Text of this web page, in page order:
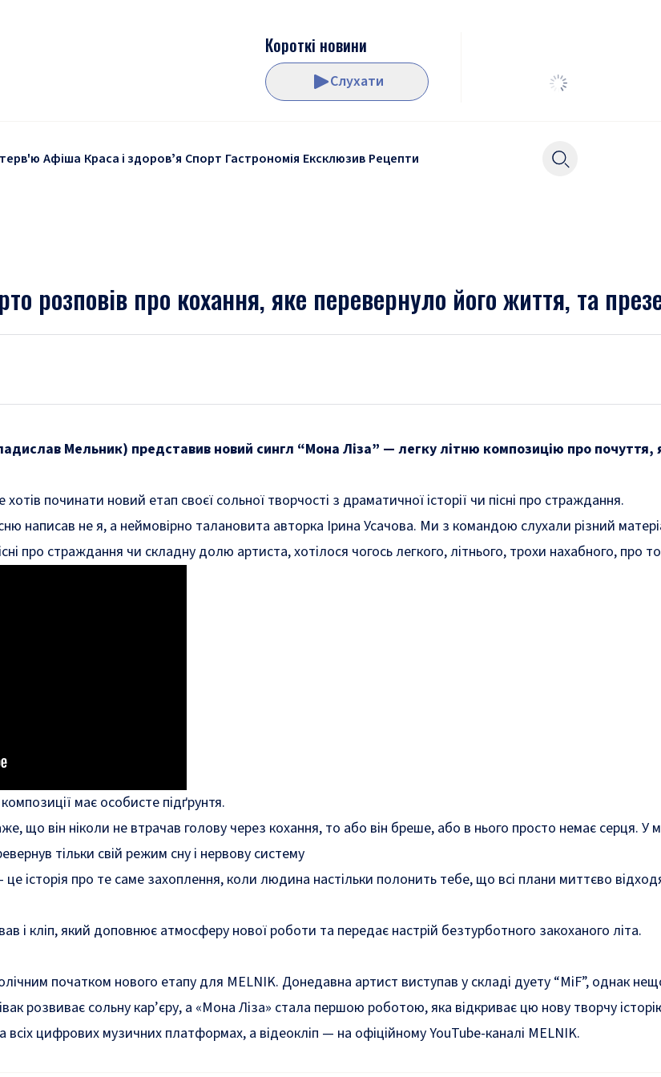
Короткі новини
Слухати
Афіша Краса і здоровʼя Спорт Гастрономія Ексклюзив Рецепти
розповів про кохання, яке перевернуло його життя, та
Мельник) представив новий сингл “Мона Ліза” — легку літню композицію про
починати новий етап своєї сольної творчості з драматичної історії чи пісні про страждання.
написав не я, а неймовірно талановита авторка Ірина Усачова. Ми з командою слухали різний
про страждання чи складну долю артиста, хотілося чогось легкого, літнього, трохи нахабного,
має особисте підґрунтя.
що він ніколи не втрачав голову через кохання, то або він бреше, або в нього просто немає серця. У
тільки свій режим сну і нервову систему
історія про те саме захоплення, коли людина настільки полонить тебе, що всі плани миттєво
і кліп, який доповнює атмосферу нової роботи та передає настрій безтурботного закоханого літа.
початком нового етапу для MELNIK. Донедавна артист виступав у складі дуету “MiF”, однак
розвиває сольну кар’єру, а «Мона Ліза» стала першою роботою, яка відкриває цю нову творчу
всіх цифрових музичних платформах, а відеокліп — на офіційному YouTube-каналі MELNIK.